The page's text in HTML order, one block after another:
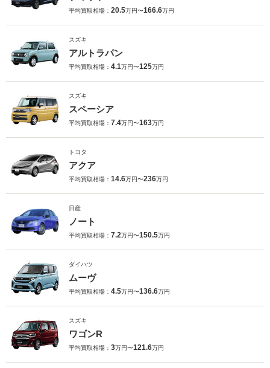
平均買取相場： 20.5万円〜166.6万円
スズキ
アルトラパン
平均買取相場： 4.1万円〜125万円
スズキ
スペーシア
平均買取相場： 7.4万円〜163万円
トヨタ
アクア
平均買取相場： 14.6万円〜236万円
日産
ノート
平均買取相場： 7.2万円〜150.5万円
ダイハツ
ムーヴ
平均買取相場： 4.5万円〜136.6万円
スズキ
ワゴンR
平均買取相場： 3万円〜121.6万円